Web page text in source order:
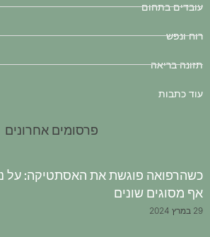
עובדים בתחום
רוח ונפש
תזונה בריאה
עוד כתבות
פרסומים אחרונים
כשהרפואה פוגשת את האסתטיקה: על
אף מסוגים שונים
29 במרץ 2024